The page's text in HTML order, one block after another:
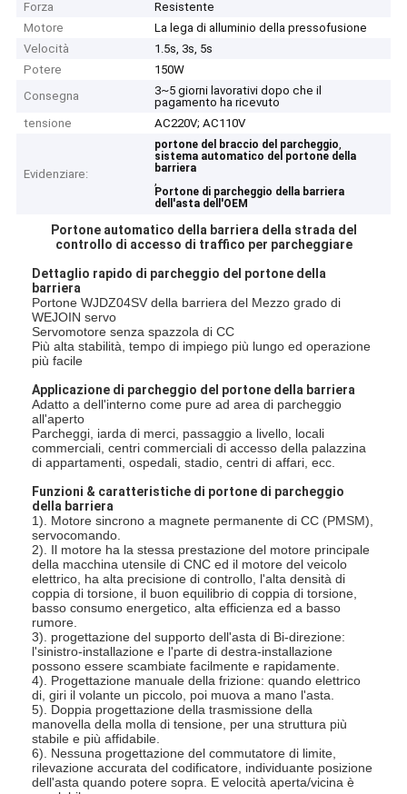
Forza
Resistente
Motore
La lega di alluminio della pressofusione
Velocità
1.5s, 3s, 5s
Potere
150W
Consegna
3~5 giorni lavorativi dopo che il
pagamento ha ricevuto
tensione
AC220V; AC110V
Evidenziare:
portone del braccio del parcheggio,
sistema automatico del portone della
barriera
,
Portone di parcheggio della barriera
dell'asta dell'OEM
Portone automatico della barriera della strada del
controllo di accesso di traffico per parcheggiare
Dettaglio rapido di parcheggio del portone della
barriera
Portone WJDZ04SV della barriera del Mezzo grado di
WEJOIN servo
Servomotore senza spazzola di CC
Più alta stabilità, tempo di impiego più lungo ed operazione
più facile
Applicazione di parcheggio del portone della barriera
Adatto a dell'interno come pure ad area di parcheggio
all'aperto
Parcheggi, iarda di merci, passaggio a livello, locali
commerciali, centri commerciali di accesso della palazzina
di appartamenti, ospedali, stadio, centri di affari, ecc.
Funzioni & caratteristiche di portone di parcheggio
della barriera
1). Motore sincrono a magnete permanente di CC (PMSM),
servocomando.
2). Il motore ha la stessa prestazione del motore principale
della macchina utensile di CNC ed il motore del veicolo
elettrico, ha alta precisione di controllo, l'alta densità di
coppia di torsione, il buon equilibrio di coppia di torsione,
basso consumo energetico, alta efficienza ed a basso
rumore.
3). progettazione del supporto dell'asta di Bi-direzione:
l'sinistro-installazione e l'parte di destra-installazione
possono essere scambiate facilmente e rapidamente.
4). Progettazione manuale della frizione: quando elettrico
di, giri il volante un piccolo, poi muova a mano l'asta.
5). Doppia progettazione della trasmissione della
manovella della molla di tensione, per una struttura più
stabile e più affidabile.
6). Nessuna progettazione del commutatore di limite,
rilevazione accurata del codificatore, individuante posizione
dell'asta quando potere sopra. E velocità aperta/vicina è